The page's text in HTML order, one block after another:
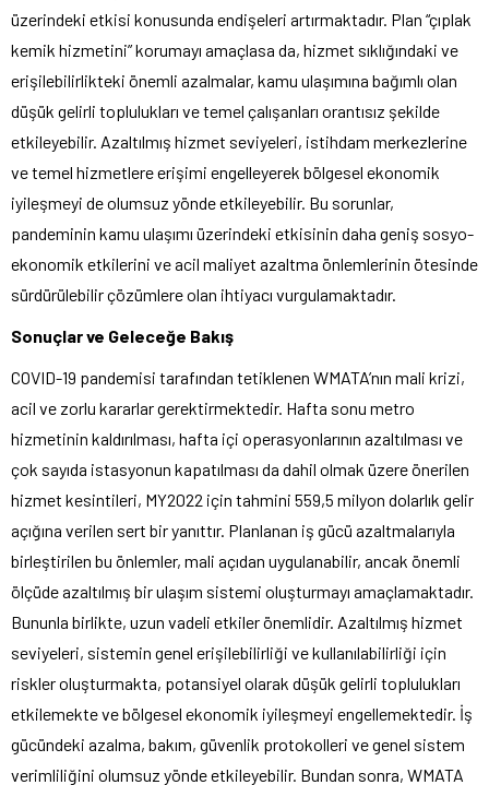
üzerindeki etkisi konusunda endişeleri artırmaktadır. Plan “çıplak
kemik hizmetini” korumayı amaçlasa da, hizmet sıklığındaki ve
erişilebilirlikteki önemli azalmalar, kamu ulaşımına bağımlı olan
düşük gelirli toplulukları ve temel çalışanları orantısız şekilde
etkileyebilir. Azaltılmış hizmet seviyeleri, istihdam merkezlerine
ve temel hizmetlere erişimi engelleyerek bölgesel ekonomik
iyileşmeyi de olumsuz yönde etkileyebilir. Bu sorunlar,
pandeminin kamu ulaşımı üzerindeki etkisinin daha geniş sosyo-
ekonomik etkilerini ve acil maliyet azaltma önlemlerinin ötesinde
sürdürülebilir çözümlere olan ihtiyacı vurgulamaktadır.
Sonuçlar ve Geleceğe Bakış
COVID-19 pandemisi tarafından tetiklenen WMATA’nın mali krizi,
acil ve zorlu kararlar gerektirmektedir. Hafta sonu metro
hizmetinin kaldırılması, hafta içi operasyonlarının azaltılması ve
çok sayıda istasyonun kapatılması da dahil olmak üzere önerilen
hizmet kesintileri, MY2022 için tahmini 559,5 milyon dolarlık gelir
açığına verilen sert bir yanıttır. Planlanan iş gücü azaltmalarıyla
birleştirilen bu önlemler, mali açıdan uygulanabilir, ancak önemli
ölçüde azaltılmış bir ulaşım sistemi oluşturmayı amaçlamaktadır.
Bununla birlikte, uzun vadeli etkiler önemlidir. Azaltılmış hizmet
seviyeleri, sistemin genel erişilebilirliği ve kullanılabilirliği için
riskler oluşturmakta, potansiyel olarak düşük gelirli toplulukları
etkilemekte ve bölgesel ekonomik iyileşmeyi engellemektedir. İş
gücündeki azalma, bakım, güvenlik protokolleri ve genel sistem
verimliliğini olumsuz yönde etkileyebilir. Bundan sonra, WMATA